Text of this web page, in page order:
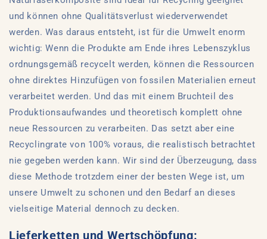
und können ohne Qualitätsverlust wiederverwendet
werden. Was daraus entsteht, ist für die Umwelt enorm
wichtig: Wenn die Produkte am Ende ihres Lebenszyklus
ordnungsgemäß recycelt werden, können die Ressourcen
ohne direktes Hinzufügen von fossilen Materialien erneut
verarbeitet werden. Und das mit einem Bruchteil des
Produktionsaufwandes und theoretisch komplett ohne
neue Ressourcen zu verarbeiten. Das setzt aber eine
Recyclingrate von 100% voraus, die realistisch betrachtet
nie gegeben werden kann. Wir sind der Überzeugung, dass
diese Methode trotzdem einer der besten Wege ist, um
unsere Umwelt zu schonen und den Bedarf an dieses
vielseitige Material dennoch zu decken.
Lieferketten und Wertschöpfung: